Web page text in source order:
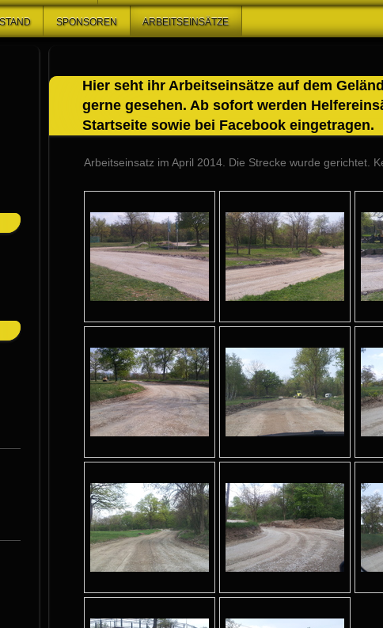
SPONSOREN ARBEITSEINSÄTZE
Hier seht ihr Arbeitseinsätze auf dem
gerne gesehen. Ab sofort werden
Startseite sowie bei Facebook eingetragen.
Arbeitseinsatz im April 2014. Die Strecke wurde gerichtet.